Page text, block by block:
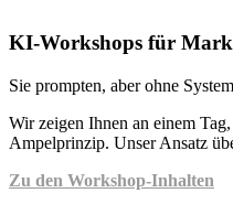
KI-Workshops für
Sie prompten, aber ohne
Wir zeigen Ihnen an einem
Ampelprinzip. Unser Ansatz
Zu den Workshop-Inhalten